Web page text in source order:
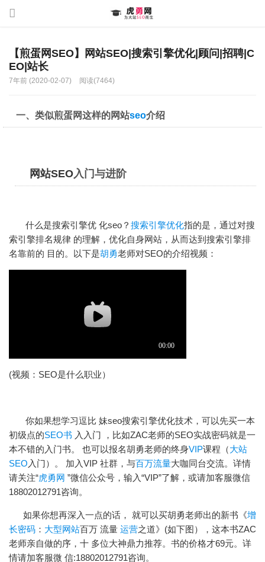
【煎蛋网SEO】网站SEO|搜索引擎优化|顾问|招聘|C
EO|站长
7年前 (2020-02-07) 阅读(7464)
一、类似煎蛋网这样的网站seo介绍
网站SEO入门与进阶
什么是搜索引擎优 化seo？ 搜索引擎优化指的是，通过对搜
索引擎排名规律 的理解，优化自身网站，从而达到搜索引擎排
名靠前的 目的。以下是胡勇老师对SEO的介绍视频：
(视频：SEO是什么职业）
你如果想学习逗比 妹seo搜索引擎优化技术，可以先买一本
初级点的SEO书 入入门 ，比如ZAC老师的SEO实战密码就是一
本不错的入门书。 也可以报名胡勇老师的终身VIP课程（大站
SEO 入门）。 加入VIP 社群，与百万流量大咖同台交流。详情
请关注“虎勇网 ”微信公众号，输入“VIP”了解，或请加客服微信
18802012791咨询。
如果你想再深入一点的话， 就可以买胡勇老师出的新书《增
长密码 ： 大型网站百万 流量 运营之道》(如下图），这本书ZAC
老师亲自做的序，十 多位大神鼎力推荐。书的价格才69元。详
情请加客服微 信:18802012791咨询。